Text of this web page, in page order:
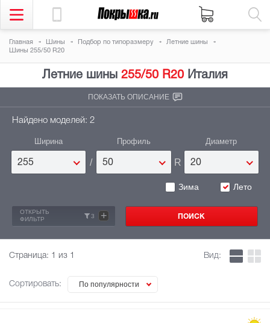
Главная Шины Подбор по типоразмеру
Летние шины
Шины 255/50 R20
Летние шины 255/50 R20 Италия
ПОКАЗАТЬ ОПИСАНИЕ
Найдено моделей: 2
Ширина
255 /
Профиль
50 R
Диаметр
20
Зима Лето
ОТКРЫТЬ
ФИЛЬТР
3 +
Страница: 1 из 1
Сортировать: По популярности
Вид: